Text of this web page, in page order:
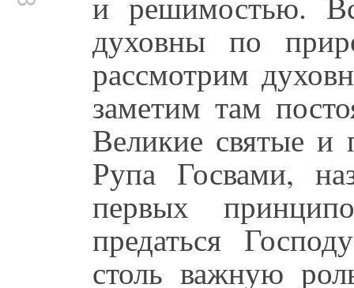
духовны по
рассмотрим
заметим там
Великие святые и
Рупа Госвами,
первых
предаться
столь важную